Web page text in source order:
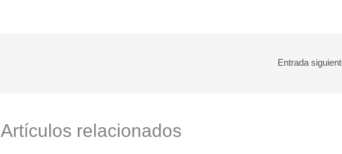
Entrada
Artículos relacionados